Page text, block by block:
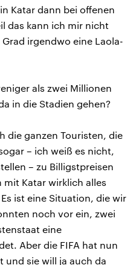
Katar dann bei offenen
das kann ich mir nicht
irgendwo eine Laola-
als zwei Millionen
in die Stadien gehen?
die ganzen Touristen, die
– ich weiß es nicht,
– zu Billigstpreisen
Katar wirklich alles
ist eine Situation, die wir
noch vor ein, zwei
eine
Aber die FIFA hat nun
und sie will ja auch da